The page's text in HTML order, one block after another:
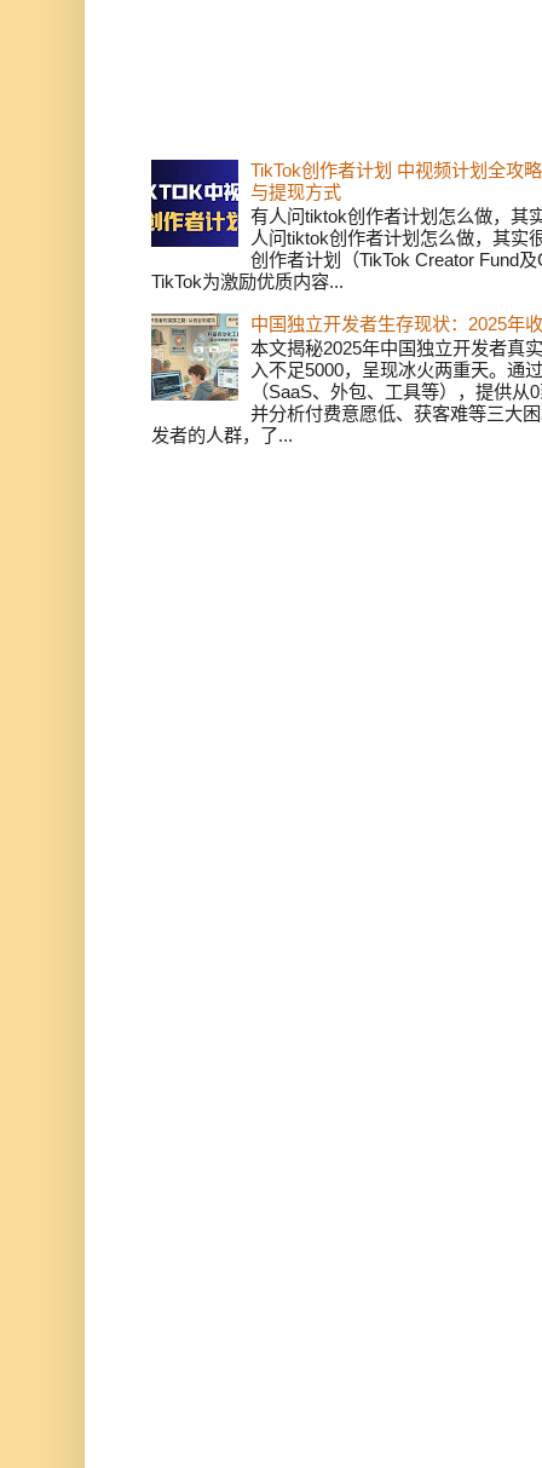
TikTok创作者计划 中视频计划全攻
与提现方式
有人问tiktok创作者计划怎么做，其
人问tiktok创作者计划怎么做，其实
创作者计划（TikTok Creator Fund
TikTok为激励优质内容...
中国独立开发者生存现状：2025年
本文揭秘2025年中国独立开发者真
入不足5000，呈现冰火两重天。通
（SaaS、外包、工具等），提供
并分析付费意愿低、获客难等三大
发者的人群，了...